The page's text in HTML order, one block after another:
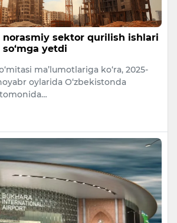
norasmiy sektor qurilish ishlari
yetdi
ma’lumotlariga ko‘ra, 2025-
oylarida O‘zbekistonda